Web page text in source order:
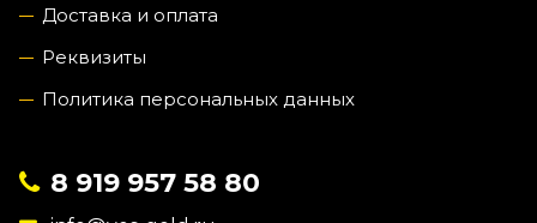
Доставка и оплата
Реквизиты
Политика персональных данных
8 919 957 58 80